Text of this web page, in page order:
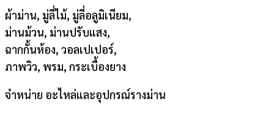
ผ้าม่าน, มู่ลี่ไม้, มู่ลี่อลูมิเนียม,
ม่านม้วน, ม่านปรับแสง,
ฉากกั้นห้อง, วอลเปเปอร์,
ภาพวิว, พรม, กระเบื้องยาง
จำหน่าย อะไหล่และอุปกรณ์รางม่าน